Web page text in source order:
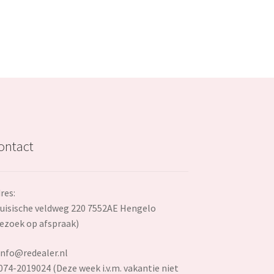
veldweg 220 7552AE Hengelo
op afspraak)
2019024 (Deze week i.v.m. vakantie niet